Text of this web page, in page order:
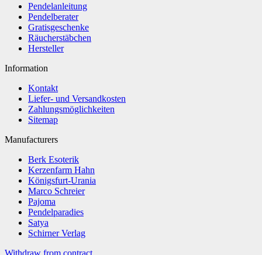
Pendelanleitung
Pendelberater
Gratisgeschenke
Räucherstäbchen
Hersteller
Information
Kontakt
Liefer- und Versandkosten
Zahlungsmöglichkeiten
Sitemap
Manufacturers
Berk Esoterik
Kerzenfarm Hahn
Königsfurt-Urania
Marco Schreier
Pajoma
Pendelparadies
Satya
Schirner Verlag
Withdraw from contract